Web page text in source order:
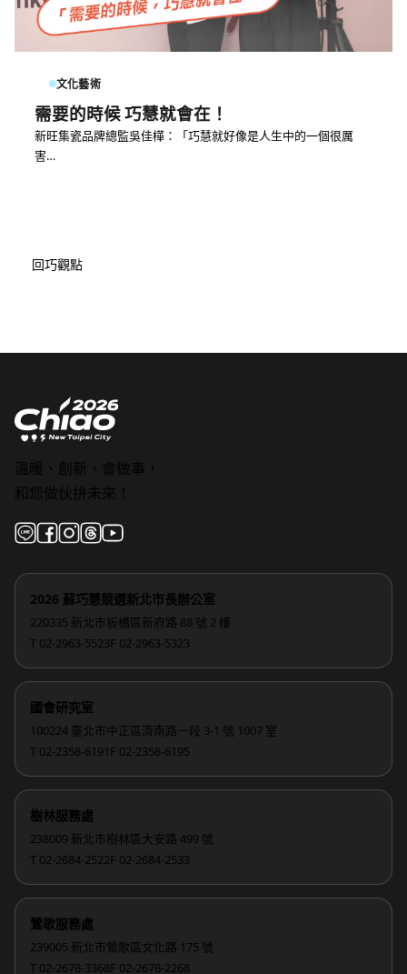
文化藝術
需要的時候 巧慧就會在！
新旺集瓷品牌總監吳佳樺：「巧慧就好像是人生中的一個很厲
害…
回巧觀點
溫暖、創新、會做事，
和您做伙拚未來！
2026 蘇巧慧競選新北市長辦公室
220335 新北市板橋區新府路 88 號 2 樓
T 02-2963-5523F 02-2963-5323
國會研究室
100224 臺北市中正區濟南路一段 3-1 號 1007 室
T 02-2358-6191 F 02-2358-6195
樹林服務處
238009 新北市樹林區大安路 499 號
T 02-2684-2522F 02-2684-2533
鶯歌服務處
239005 新北市鶯歌區文化路 175 號
T 02-2678-3368F 02-2678-2268